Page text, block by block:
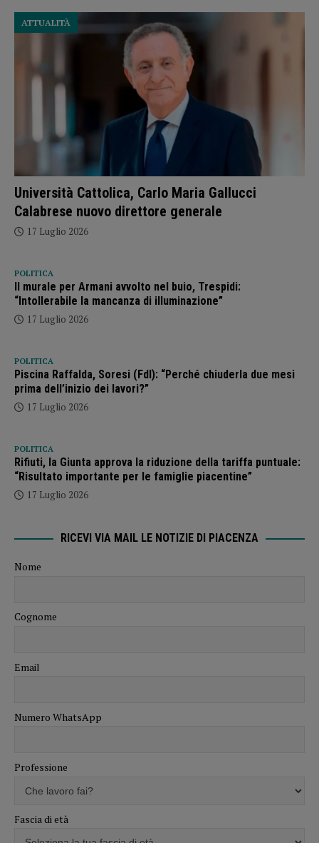
Università Cattolica, Carlo Maria Gallucci
Calabrese nuovo direttore generale
ATTUALITÀ
17 Luglio 2026
POLITICA
Il murale per Armani avvolto nel buio, Trespidi:
“Intollerabile la mancanza di illuminazione”
17 Luglio 2026
POLITICA
Piscina Raffalda, Soresi (FdI): “Perché chiuderla due mesi
prima dell’inizio dei lavori?”
17 Luglio 2026
POLITICA
Rifiuti, la Giunta approva la riduzione della tariffa puntuale:
“Risultato importante per le famiglie piacentine”
17 Luglio 2026
RICEVI VIA MAIL LE NOTIZIE DI PIACENZA
Nome
Cognome
Email
Numero WhatsApp
Professione
Fascia di età